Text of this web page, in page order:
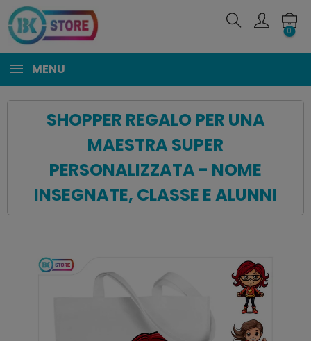
0
MENU
SHOPPER REGALO PER UNA
MAESTRA SUPER
PERSONALIZZATA - NOME
INSEGNATE, CLASSE E ALUNNI